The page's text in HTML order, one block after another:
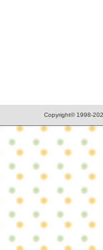
Copyright© 1998-